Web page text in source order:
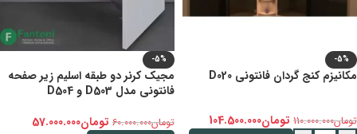
-5%
مکانیزم کنج گردان فانتونی D020
تومان110.000.000 تومان104.500.000
-5%
مجیک کرنر دو طبقه اسلیم زیر صفحه
فانتونی مدل D503 و D504
تومان60.000.000 تومان57.000.000